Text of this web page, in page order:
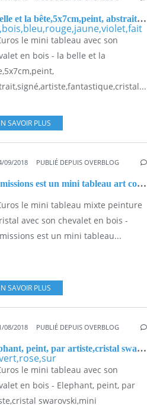
la belle et la bête,5x7cm,peint, abstrait,signé,artiste,fantastique,cristal swarovski,tableau,original,unique,chevalet,bois,bleu,rouge,jaune,violet,fait mains
le mini tableau avec son
en bois - la belle et la
SAVOIR PLUS
09/2018 PUBLIÉ DEPUIS OVERBLOG
Soumissions est un mini tableau art contemporain représentant une femme soumise à son mari, oeuvre mixte peinture acrylique et cristal swarovski, signature isabelle krief artiste, bleu jaune rouge orange marron noir violet
le mini tableau mixte peinture
avec son chevalet en bois -
est un mini tableau...
SAVOIR PLUS
08/2018 PUBLIÉ DEPUIS OVERBLOG
Elephant, peint, par artiste,cristal swarovski,mini tableau,5x7cm,acrylique,bleu,jaune,rouge,vert,rose,sur chevalet bois de table,oeuvre unique,originale,toile coton sur châssis bois
le mini tableau avec son
en bois - Elephant, peint, par
swarovski,mini